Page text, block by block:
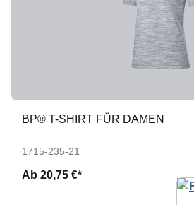
BP® T-SHIRT FÜR DAMEN
1715-235-21
Ab 20,75 €*